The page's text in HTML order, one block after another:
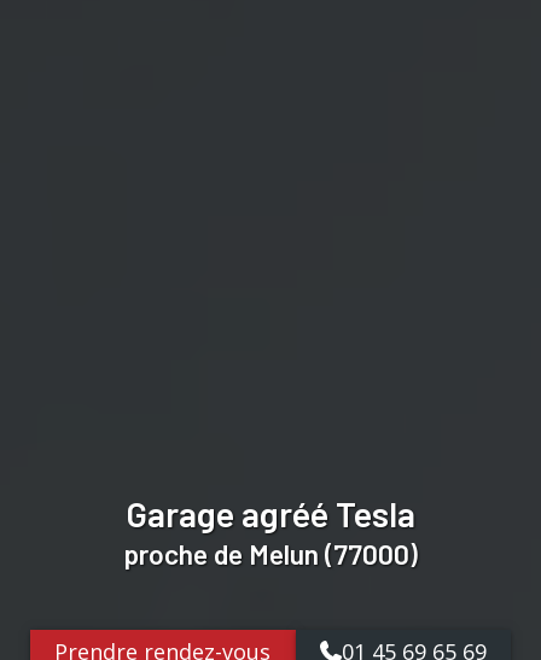
Garage agréé Tesla
proche de Melun (77000)
Prendre rendez-vous 01 45 69 65 69